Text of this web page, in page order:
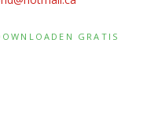
GRATIS